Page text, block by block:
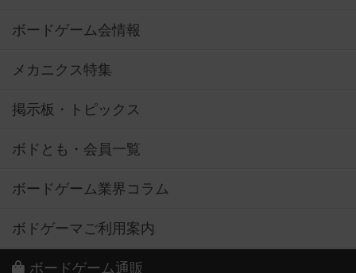
ボードゲーム会情報
メカニクス特集
掲示板・トピックス
ボドとも・会員一覧
ボードゲーム業界コラム
ボドゲーマご利用案内
ボードゲーム通販